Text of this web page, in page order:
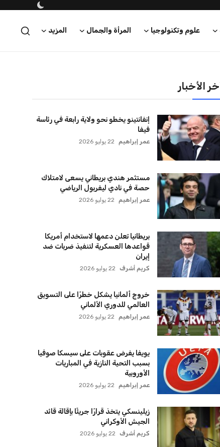
علوم وتكنولوجيا المرأة والجمال المزيد
الأخبار
إنفانتينو يخطو نحو ولاية رابعة في رئاسة
فيفا
عمر إبراهيم 22 يوليو 2026
مستثمر هندي بريطاني يسعى لامتلاك
حصة في نادي ليفربول الرياضي
عمر إبراهيم 22 يوليو 2026
بريطانيا تعلن دعمها لاستخدام أمريكا
قواعدها العسكرية لتنفيذ ضربات ضد
إيران
كريم أشرف 22 يوليو 2026
خروج ألمانيا يشكل خطرًا على التسويق
العالمي للدوري الألماني
عمر إبراهيم 22 يوليو 2026
يويفا يفرض عقوبات على سيسكا صوفيا
بسبب التحية النازية في المباريات
الأوروبية
عمر إبراهيم 22 يوليو 2026
زيلينسكي يتخذ قرارًا جريئًا بإقالة قائد
الجيش الأوكراني
كريم أشرف 22 يوليو 2026